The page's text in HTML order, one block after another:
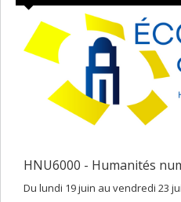
HNU6000 - Humanités
Du lundi 19 juin au vendredi 23